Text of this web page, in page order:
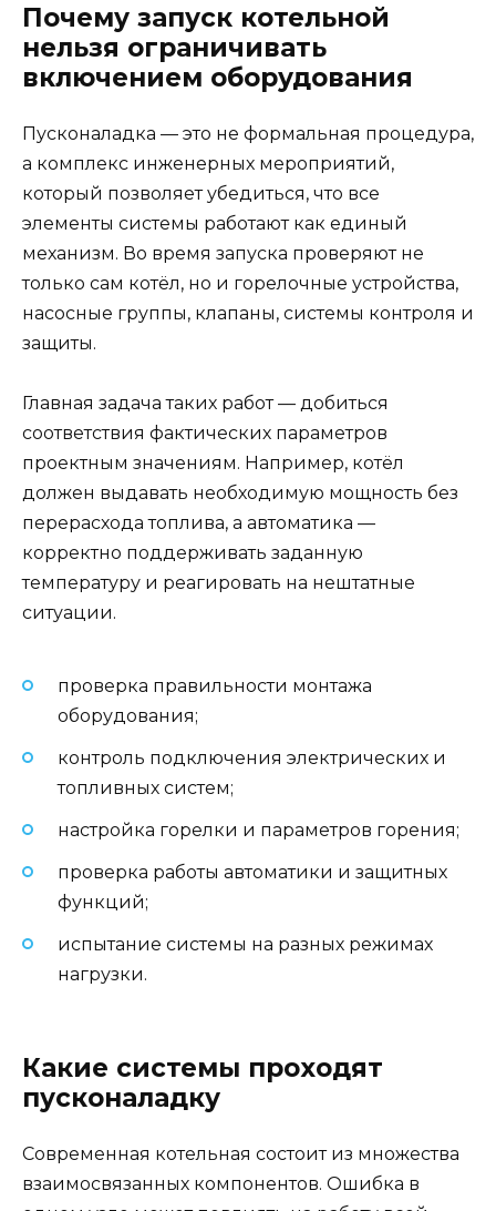
Почему запуск котельной
нельзя ограничивать
включением оборудования
Пусконаладка — это не формальная процедура,
а комплекс инженерных мероприятий,
который позволяет убедиться, что все
элементы системы работают как единый
механизм. Во время запуска проверяют не
только сам котёл, но и горелочные устройства,
насосные группы, клапаны, системы контроля и
защиты.
Главная задача таких работ — добиться
соответствия фактических параметров
проектным значениям. Например, котёл
должен выдавать необходимую мощность без
перерасхода топлива, а автоматика —
корректно поддерживать заданную
температуру и реагировать на нештатные
ситуации.
проверка правильности монтажа
оборудования;
контроль подключения электрических и
топливных систем;
настройка горелки и параметров горения;
проверка работы автоматики и защитных
функций;
испытание системы на разных режимах
нагрузки.
Какие системы проходят
пусконаладку
Современная котельная состоит из множества
взаимосвязанных компонентов. Ошибка в